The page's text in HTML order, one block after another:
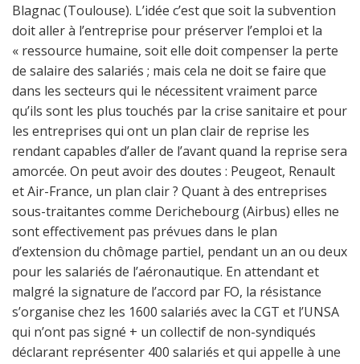
Blagnac (Toulouse). L’idée c’est que soit la subvention
doit aller à l’entreprise pour préserver l’emploi et la
« ressource humaine, soit elle doit compenser la perte
de salaire des salariés ; mais cela ne doit se faire que
dans les secteurs qui le nécessitent vraiment parce
qu’ils sont les plus touchés par la crise sanitaire et pour
les entreprises qui ont un plan clair de reprise les
rendant capables d’aller de l’avant quand la reprise sera
amorcée. On peut avoir des doutes : Peugeot, Renault
et Air-France, un plan clair ? Quant à des entreprises
sous-traitantes comme Derichebourg (Airbus) elles ne
sont effectivement pas prévues dans le plan
d’extension du chômage partiel, pendant un an ou deux
pour les salariés de l’aéronautique. En attendant et
malgré la signature de l’accord par FO, la résistance
s’organise chez les 1600 salariés avec la CGT et l’UNSA
qui n’ont pas signé + un collectif de non-syndiqués
déclarant représenter 400 salariés et qui appelle à une